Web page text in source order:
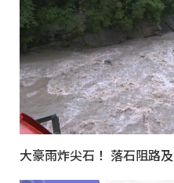
大豪雨炸尖石！ 落石阻路